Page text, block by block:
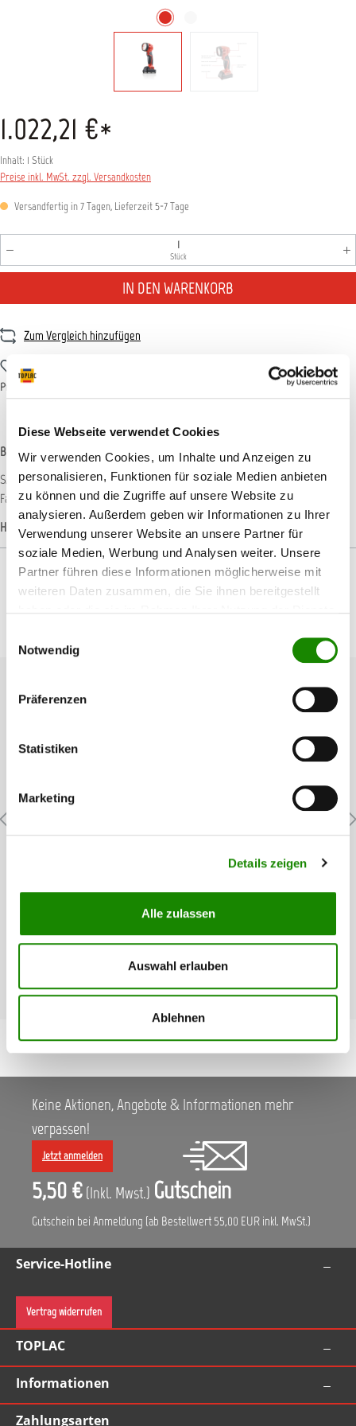
Diese Webseite verwendet Cookies
Wir verwenden Cookies, um Inhalte und Anzeigen zu
personalisieren, Funktionen für soziale Medien anbieten
zu können und die Zugriffe auf unsere Website zu
analysieren. Außerdem geben wir Informationen zu Ihrer
Verwendung unserer Website an unsere Partner für
soziale Medien, Werbung und Analysen weiter. Unsere
Partner führen diese Informationen möglicherweise mit
weiteren Daten zusammen, die Sie ihnen bereitgestellt
Notwendig
Präferenzen
Statistiken
Marketing
Details zeigen
Alle zulassen
Auswahl erlauben
Ablehnen
1.022,21 €*
Inhalt: 1 Stück
Preise inkl. MwSt. zzgl. Versandkosten
Versandfertig in 7 Tagen, Lieferzeit 5-7 Tage
Produkt Anzahl: Gib den gewünschten Wert ein oder
Stück
IN DEN WARENKORB
Zum Vergleich hinzufügen
Zum Merkzettel hinzufügen
Produktnummer:
Beschreibung
SATA trueSun Tageslichtlampe - zuverlässiges Werkzeug zur genauen
Farbtonbestimmung Jeder Lackierer weiß genau, dass eine…Mehr
Hersteller-Informationen
Schutzscheibe SATA trueSun
Schutzscheibe für SATA trueSun
31,54 €*
Keine Aktionen, Angebote & Informationen mehr
verpassen!
Jetzt anmelden
5,50 € (Inkl. Mwst.) Gutschein
Gutschein bei Anmeldung (ab Bestellwert 55,00 EUR inkl. MwSt.)
Service-Hotline
Vertrag widerrufen
TOPLAC
Informationen
Zahlungsarten